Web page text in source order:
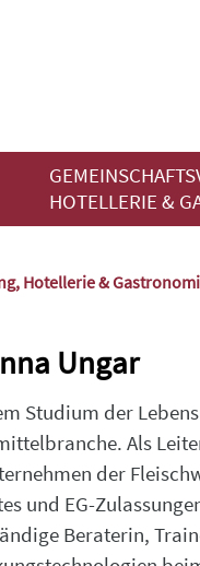
HOTELLERIE &
Hotellerie &
Ungar
Studium der
Als
der
und EG-
Beraterin,